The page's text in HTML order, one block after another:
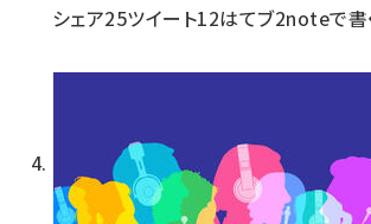
シェア25ツイート12はてブ2noteで書